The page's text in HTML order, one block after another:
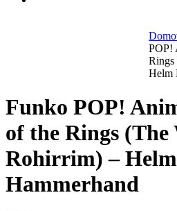
POP!
Rings
Helm
Funko POP!
of the Rings (The
Rohirrim) – Helm
Hammerhand